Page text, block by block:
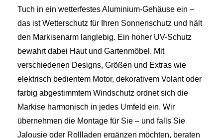
Tuch in ein wetterfestes Aluminium-Gehäuse ein –
das ist Wetterschutz für Ihren Sonnenschutz und hält
den Markisenarm langlebig. Ein hoher UV-Schutz
bewahrt dabei Haut und Gartenmöbel. Mit
verschiedenen Designs, Größen und Extras wie
elektrisch bedientem Motor, dekorativem Volant oder
farbig abgestimmtem Windschutz ordnet sich die
Markise harmonisch in jedes Umfeld ein. Wir
übernehmen die Montage für Sie – und falls Sie
Jalousie oder Rollladen ergänzen möchten, beraten